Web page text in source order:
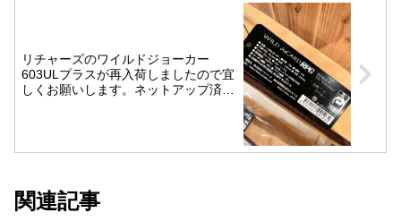
リチャーズのワイルドジョーカー
603ULプラスが再入荷しましたので宜
しくお願いします。ネットアップ済み
関連記事